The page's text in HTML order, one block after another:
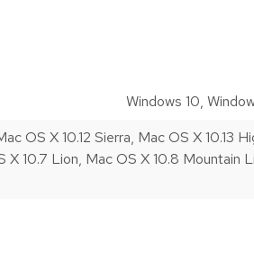
Windows 10,
OS X 10.12 Sierra, Mac OS X 10.13
X 10.7 Lion, Mac OS X 10.8